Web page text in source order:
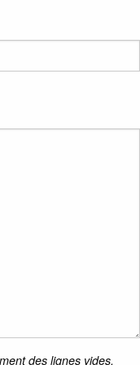
des lignes vides.